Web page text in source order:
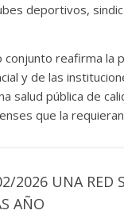
deportivos,
reafirma la
y de las
salud pública de
que la
2026 UNA RED
AÑO